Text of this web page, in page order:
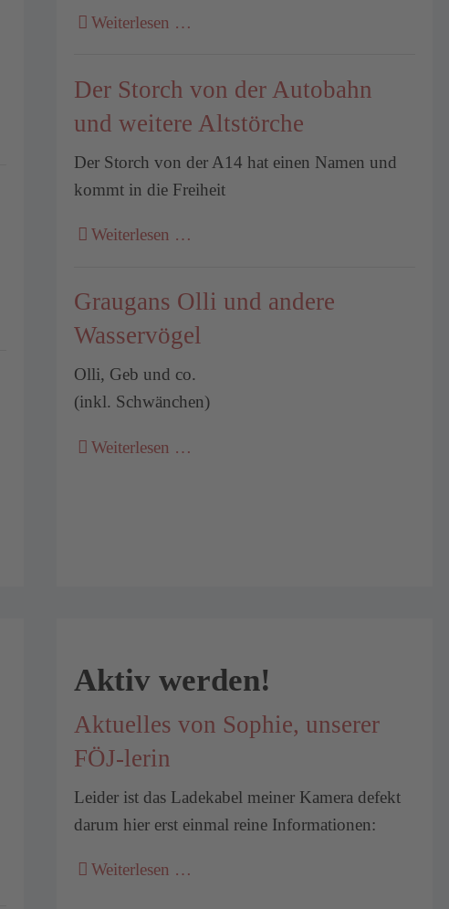
Weiterlesen …
Der Storch von der Autobahn
und weitere Altstörche
Der Storch von der A14 hat einen Namen und
kommt in die Freiheit
Weiterlesen …
Graugans Olli und andere
Wasservögel
Olli, Geb und co.
(inkl. Schwänchen)
Weiterlesen …
Aktiv werden!
Aktuelles von Sophie, unserer
FÖJ-lerin
Leider ist das Ladekabel meiner Kamera defekt
darum hier erst einmal reine Informationen:
Weiterlesen …